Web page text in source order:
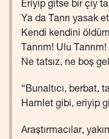
Eriyip gitse bir çiy
Ya da Tanrı yasak
Kendi kendini
Tanrım! Ulu
Ne tatsız, ne boş
“Bunaltıcı, berbat,
Hamlet gibi, eriyip
Araştırmacılar,